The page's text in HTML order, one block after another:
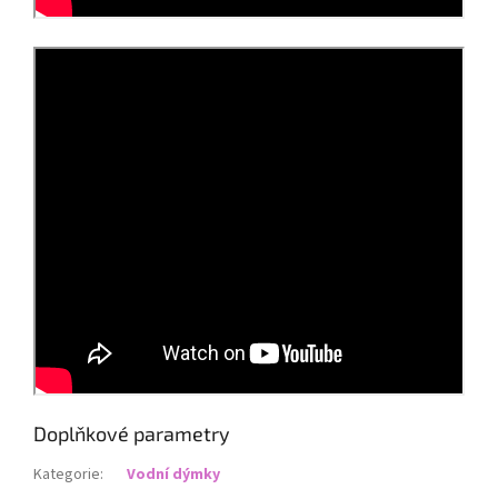
Doplňkové parametry
Kategorie:
Vodní dýmky